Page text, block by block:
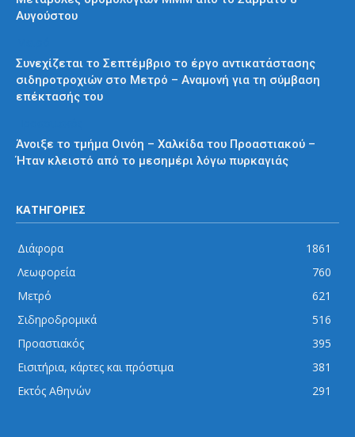
Αυγούστου
Συνεχίζεται το Σεπτέμβριο το έργο αντικατάστασης
σιδηροτροχιών στο Μετρό – Αναμονή για τη σύμβαση
επέκτασής του
Άνοιξε το τμήμα Οινόη – Χαλκίδα του Προαστιακού –
Ήταν κλειστό από το μεσημέρι λόγω πυρκαγιάς
ΚΑΤΗΓΟΡΙΕΣ
Διάφορα
1861
Λεωφορεία
760
Μετρό
621
Σιδηροδρομικά
516
Προαστιακός
395
Εισιτήρια, κάρτες και πρόστιμα
381
Εκτός Αθηνών
291